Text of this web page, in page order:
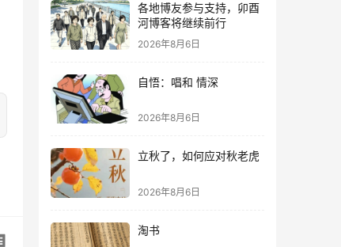
各地博友参与支持，卯酉
河博客将继续前行
2026年8月6日
自悟：唱和 情深
2026年8月6日
立秋了，如何应对秋老虎
2026年8月6日
淘书